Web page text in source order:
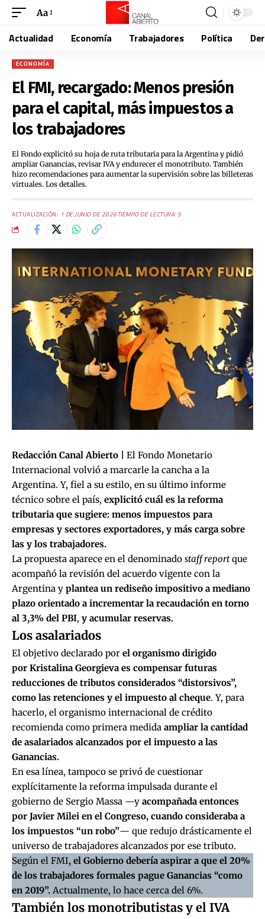
Aa
Actualidad Economía Trabajadores Política
ECONOMÍA
El FMI, recargado: Menos presión
para el capital, más impuestos a
los trabajadores
El Fondo explicitó su hoja de ruta tributaria para la Argentina y pidió
ampliar Ganancias, revisar IVA y endurecer el monotributo. También
hizo recomendaciones para aumentar la supervisión sobre las billeteras
virtuales. Los detalles.
ACTUALIZACIÓN: 1 DE JUNIO DE 2026TIEMPO DE LECTURA: 5
Redacción Canal Abierto |
El Fondo Monetario
Internacional volvió a marcarle la cancha a la
Argentina. Y, fiel a su estilo, en su último informe
técnico sobre el país, explicitó cuál es la reforma
tributaria que sugiere: menos impuestos para
empresas y sectores exportadores, y más carga sobre
las y los trabajadores.
La propuesta aparece en el denominado staff report que
acompañó la revisión del acuerdo vigente con la
Argentina y plantea un rediseño impositivo a mediano
plazo orientado a incrementar la recaudación en torno
al 3,3% del PBI, y acumular reservas.
Los asalariados
El objetivo declarado por el organismo dirigido
por Kristalina Georgieva es compensar futuras
reducciones de tributos considerados “distorsivos”,
como las retenciones y el impuesto al cheque. Y, para
hacerlo, el organismo internacional de crédito
recomienda como primera medida ampliar la cantidad
de asalariados alcanzados por el impuesto a las
Ganancias.
En esa línea, tampoco se privó de cuestionar
explícitamente la reforma impulsada durante el
gobierno de Sergio Massa —y acompañada entonces
por Javier Milei en el Congreso, cuando consideraba a
los impuestos “un robo”— que redujo drásticamente el
universo de trabajadores alcanzados por ese tributo.
Según el FMI, el Gobierno debería aspirar a que el 20%
de los trabajadores formales pague Ganancias “como
en 2019”. Actualmente, lo hace cerca del 6%.
También los monotributistas y el IVA